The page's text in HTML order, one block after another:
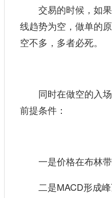
交易的时候，如
线趋势为空，做单的
空不多，多者必死。
同时在做空的入
前提条件：
一是价格在布林带
二是MACD形成峰